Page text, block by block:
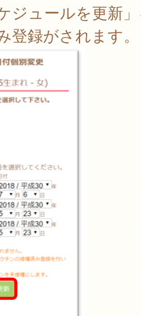
ジュールを更新
登録がされます。